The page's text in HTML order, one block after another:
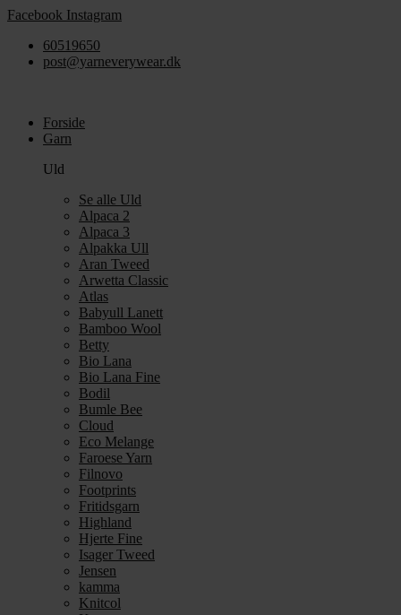
Videre
indhold
Facebook Instagram
60519650
post@yarneverywear.dk
Forside
Garn
Uld
Se alle Uld
Alpaca 2
Alpaca 3
Alpakka Ull
Aran Tweed
Arwetta Classic
Atlas
Babyull Lanett
Bamboo Wool
Betty
Bio Lana
Bio Lana Fine
Bodil
Bumle Bee
Cloud
Eco Melange
Faroese Yarn
Filnovo
Footprints
Fritidsgarn
Highland
Hjerte Fine
Isager Tweed
Jensen
kamma
Knitcol